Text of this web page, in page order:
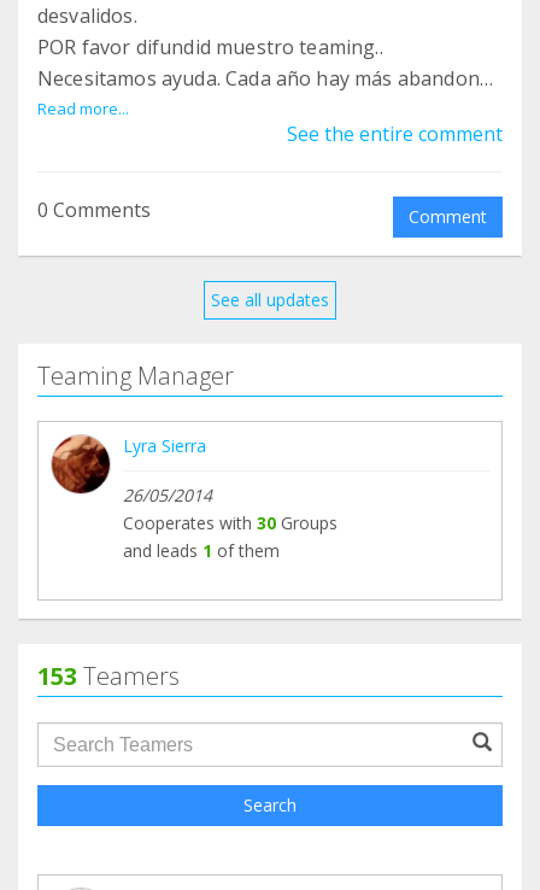
desvalidos.
POR favor difundid muestro teaming..
Necesitamos ayuda. Cada año hay más abandono
y crueldad.
Gracias a tod@s y FELICES FIESTAS
Read more...
See the entire comment
0 Comments Comment
See all updates
Teaming Manager
Lyra Sierra
26/05/2014
Cooperates with 30 Groups
and leads 1 of them
153 Teamers
groupProfile.searchForm.search.text???
Search